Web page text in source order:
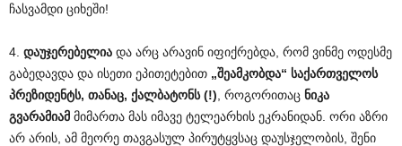
ჩასვამდი ციხეში!
4. დაუჯერებელია და არც არავინ იფიქრებდა, რომ ვინმე ოდესმე
გაბედავდა და ისეთი ეპითეტებით „შეამკობდა“ საქართველოს
პრეზიდენტს, თანაც, ქალბატონს (!) , როგორითაც ნიკა
გვარამიამ მიმართა მას იმავე ტელეარხის ეკრანიდან. ორი აზრი
არ არის, ამ მეორე თავგასულ პირუტყვსაც დაუსჯელობის, შენი